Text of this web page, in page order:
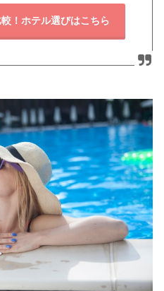
！ホテル選びはこちら